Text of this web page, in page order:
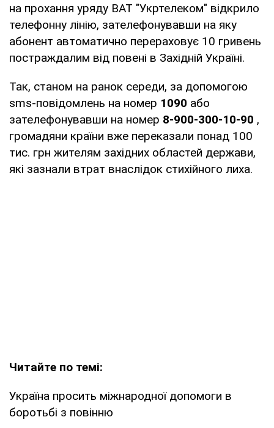
на прохання уряду ВАТ "Укртелеком" відкрило
телефонну лінію, зателефонувавши на яку
абонент автоматично перераховує 10 гривень
постраждалим від повені в Західній Україні.
Так, станом на ранок середи, за допомогою
sms-повідомлень на номер 1090 або
зателефонувавши на номер 8-900-300-10-90 ,
громадяни країни вже переказали понад 100
тис. грн жителям західних областей держави,
які зазнали втрат внаслідок стихійного лиха.
Читайте по темі:
Україна просить міжнародної допомоги в
боротьбі з повінню